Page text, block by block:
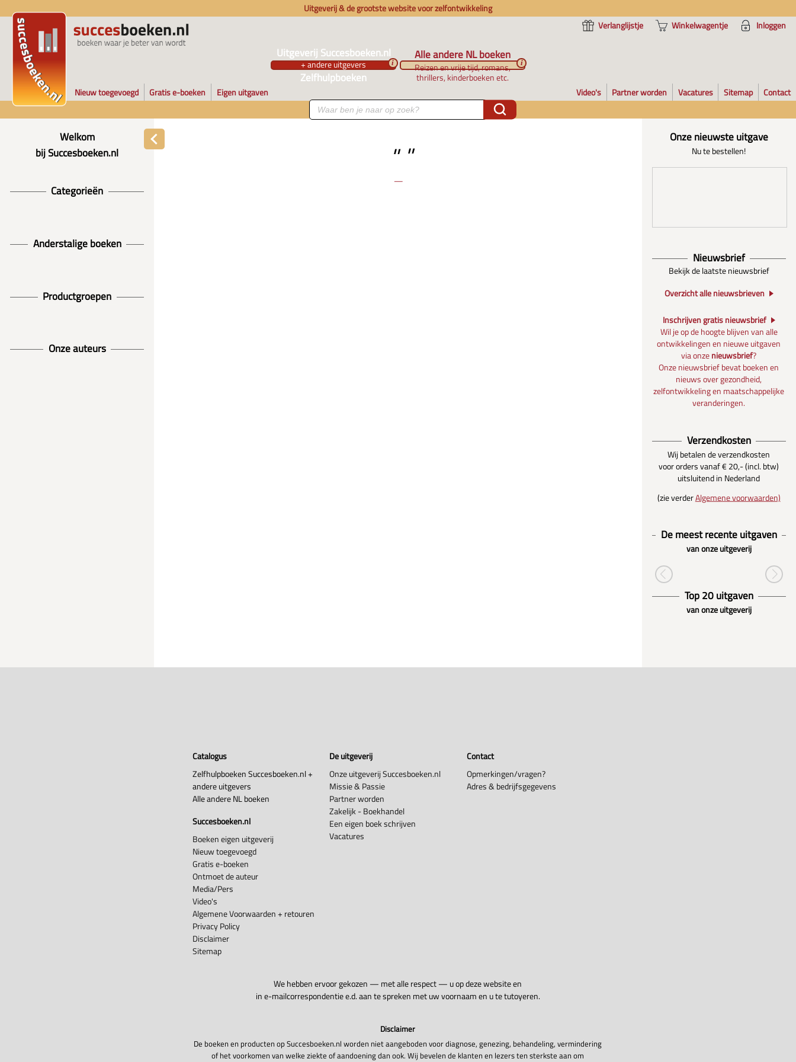
Uitgeverij & de grootste website voor zelfontwikkeling
Verlanglijstje
Winkelwagentje Inloggen
Uitgeverij Succesboeken.nl
+ andere uitgevers
Zelfhulpboeken
i
Alle andere NL boeken
Reizen en vrije tijd, romans,
thrillers, kinderboeken etc.
i
Nieuw toegevoegd Gratis e-boeken Eigen uitgaven Video's Partner worden Vacatures Sitemap Contact
Welkom
bij Succesboeken.nl
Categorieën
Anderstalige boeken
Productgroepen
Onze auteurs
Onze nieuwste uitgave
Nu te bestellen!
Nieuwsbrief
Bekijk de laatste nieuwsbrief
Overzicht alle nieuwsbrieven
Inschrijven gratis nieuwsbrief
Wil je op de hoogte blijven van alle
ontwikkelingen en nieuwe uitgaven
via onzenieuwsbrief?
Onze nieuwsbrief bevat boeken en
nieuws over gezondheid,
zelfontwikkeling en maatschappelijke
veranderingen.
Verzendkosten
Wij betalen de verzendkosten
voor orders vanaf € 20,- (incl. btw)
uitsluitend in Nederland
(zie verderAlgemene voorwaarden)
De meest recente uitgaven
van onze uitgeverij
Top 20 uitgaven
van onze uitgeverij
Catalogus
Zelfhulpboeken Succesboeken.nl +
andere uitgevers
Alle andere NL boeken
Succesboeken.nl
Boeken eigen uitgeverij
Nieuw toegevoegd
Gratis e-boeken
Ontmoet de auteur
Media/Pers
Video's
Algemene Voorwaarden + retouren
Privacy Policy
Disclaimer
Sitemap
De uitgeverij
Onze uitgeverij Succesboeken.nl
Missie & Passie
Partner worden
Zakelijk - Boekhandel
Een eigen boek schrijven
Vacatures
Contact
Opmerkingen/vragen?
Adres & bedrijfsgegevens
We hebben ervoor gekozen — met alle respect — u op deze website en
in e-mailcorrespondentie e.d. aan te spreken met uw voornaam en u te tutoyeren.
Disclaimer
De boeken en producten op Succesboeken.nl worden niet aangeboden voor diagnose, genezing, behandeling, vermindering
of het voorkomen van welke ziekte of aandoening dan ook. Wij bevelen de klanten en lezers ten sterkste aan om